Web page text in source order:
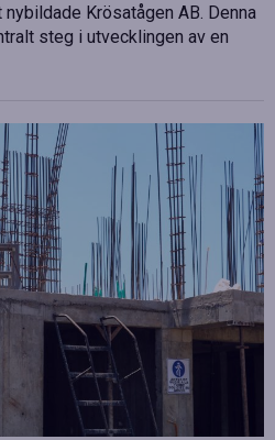
Krösatågen AB. Denna
steg i utvecklingen av en